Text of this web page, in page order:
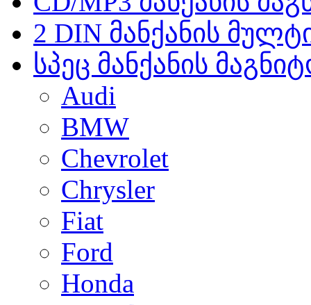
2 DIN მანქანის
სპეც მანქანის
Audi
BMW
Chevrolet
Chrysler
Fiat
Ford
Honda